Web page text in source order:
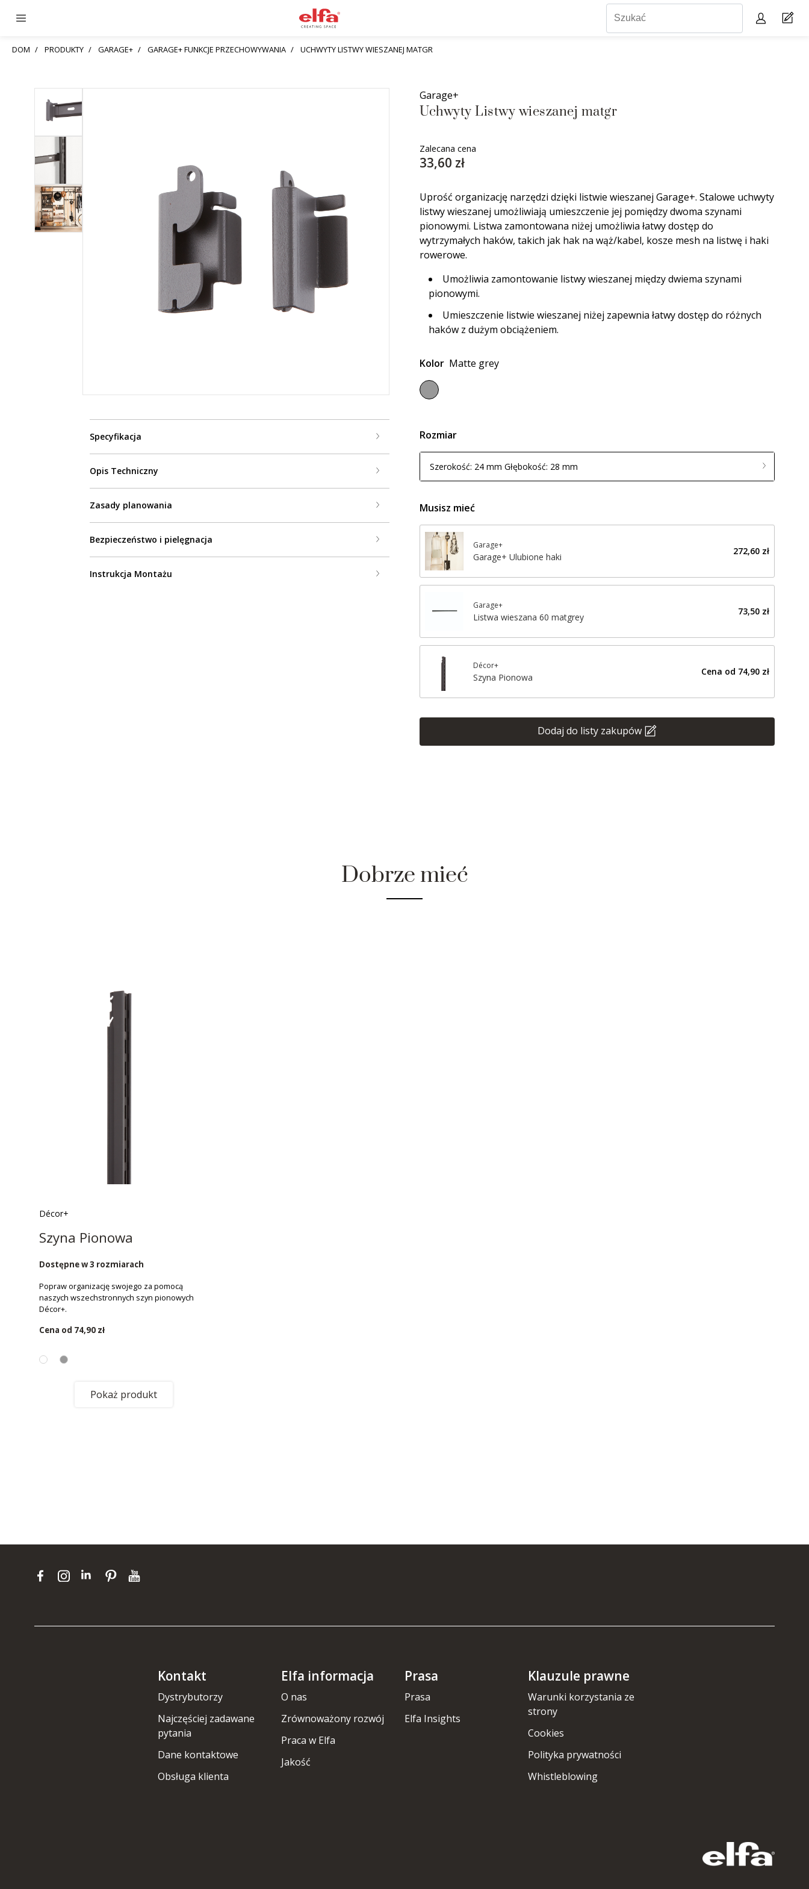
DOM PRODUKTY GARAGE+ GARAGE+ FUNKCJE PRZECHOWYWANIA UCHWYTY LISTWY WIESZANEJ MATGR
Specyfikacja
Opis Techniczny
Zasady planowania
Bezpieczeństwo i pielęgnacja
Instrukcja Montażu
Garage+
Uchwyty Listwy wieszanej matgr
Zalecana cena
33,60 zł
Uprość organizację narzędzi dzięki listwie wieszanej Garage+. Stalowe uchwyty
listwy wieszanej umożliwiają umieszczenie jej pomiędzy dwoma szynami
pionowymi. Listwa zamontowana niżej umożliwia łatwy dostęp do
wytrzymałych haków, takich jak hak na wąż/kabel, kosze mesh na listwę i haki
rowerowe.
Umożliwia zamontowanie listwy wieszanej między dwiema szynami
pionowymi.
Umieszczenie listwie wieszanej niżej zapewnia łatwy dostęp do różnych
haków z dużym obciążeniem.
Kolor Matte grey
Rozmiar
Szerokość: 24 mm Głębokość: 28 mm
Musisz mieć
Garage+
Garage+ Ulubione haki
272,60 zł
Garage+
Listwa wieszana 60 matgrey
73,50 zł
Décor+
Szyna Pionowa
Cena od 74,90 zł
Dodaj do listy zakupów
Dobrze mieć
Décor+
Szyna Pionowa
Dostępne w 3 rozmiarach
Popraw organizację swojego za pomocą
naszych wszechstronnych szyn pionowych
Décor+.
Cena od 74,90 zł
Pokaż produkt
Kontakt
Dystrybutorzy
Najczęściej zadawane
pytania
Dane kontaktowe
Obsługa klienta
Elfa informacja
O nas
Zrównoważony rozwój
Praca w Elfa
Jakość
Prasa
Prasa
Elfa Insights
Klauzule prawne
Warunki korzystania ze
strony
Cookies
Polityka prywatności
Whistleblowing